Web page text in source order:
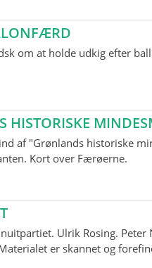
om at holde udkig efter
HISTORISKE
af "Grønlands historiske
Kort over Færøerne.
Ulrik Rosing. Peter
er skannet og